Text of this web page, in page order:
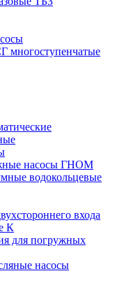
насосы ГНОМ
водокольцевые
входа
К
для погружных
насосы